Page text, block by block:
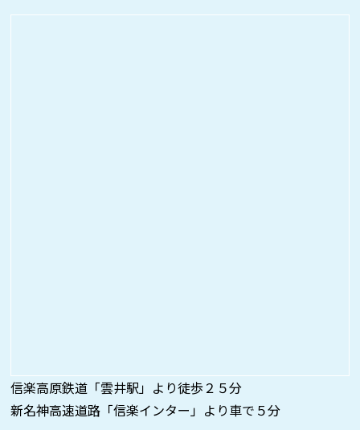
信楽高原鉄道「雲井駅」より徒歩２５分
新名神高速道路「信楽インター」より車で５分